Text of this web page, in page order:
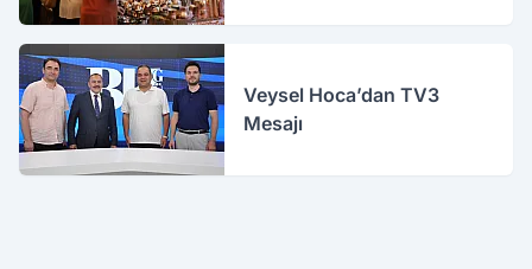
Veysel Hoca’dan TV3
Mesajı